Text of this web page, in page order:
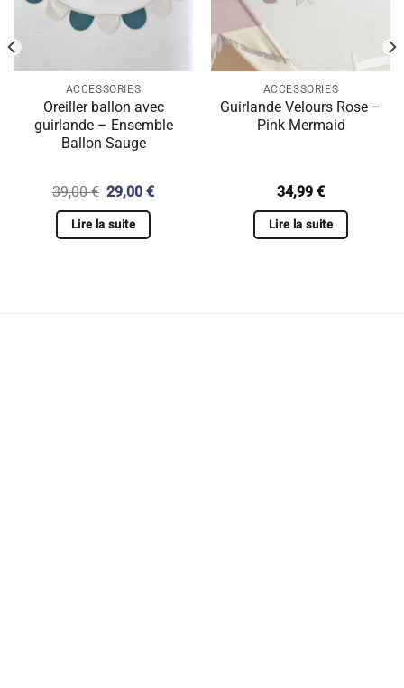
ACCESSORIES
Oreiller ballon avec
guirlande – Ensemble
Ballon Sauge
39,00€ Le
initial
était :
29,00€Le
Lire la suite
ACCESSORIES
Guirlande Velours Rose –
Pink Mermaid
34,99 €
Lire la suite